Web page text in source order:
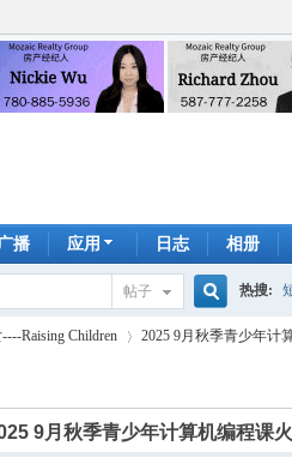
播 应用 日志 相册
帖子
搜
索
热搜:
手工皂
Raising Children
›
2025 9月秋季青少年计
9月秋季青少年计算机编程课